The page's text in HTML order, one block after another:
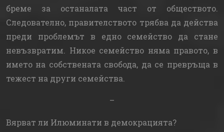
бреме за останалата част от обществото.
Следователно, правителството трябва да действа
преди проблемът в едно семейство да стане
невъзвратим. Никое семейство няма правото, в
името на собствената свобода, да се превръща в
тежест на други семейства.
–
Вярват ли Илюминати в демокрацията?